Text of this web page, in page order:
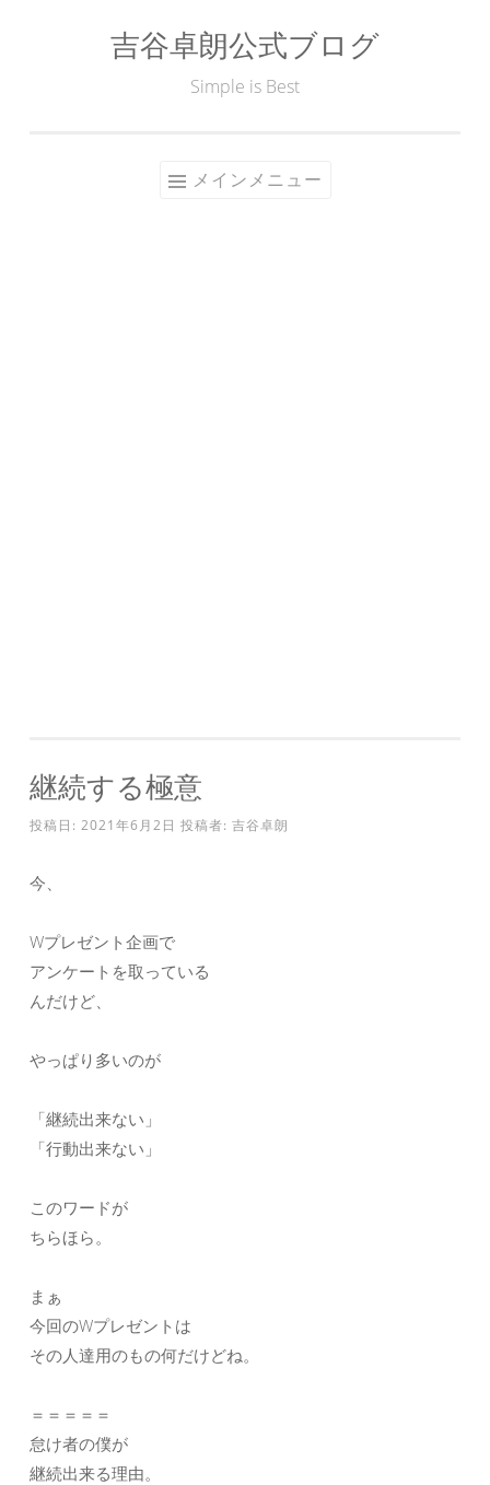
吉谷卓朗公式ブログ
Simple is Best
メインメニュー
継続する極意
投稿日: 2021年6月2日 投稿者: 吉谷卓朗
今、
Wプレゼント企画で
アンケートを取っている
んだけど、
やっぱり多いのが
「継続出来ない」
「行動出来ない」
このワードが
ちらほら。
まぁ
今回のWプレゼントは
その人達用のもの何だけどね。
＝＝＝＝＝
怠け者の僕が
継続出来る理由。